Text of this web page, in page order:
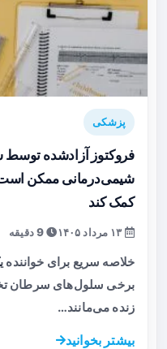
پزشکی
فروکتوز آزادشده توسط
شیمی‌درمانی ممکن
کمک کند
9 دقیقه
خلاصه سریع برای
برخی سلول‌های سرطان
زنده می‌مانند…
بیشتر بخوانید